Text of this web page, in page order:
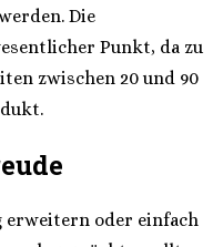
Die
Punkt, da zu
zwischen 20 und 90
erweitern oder einfach